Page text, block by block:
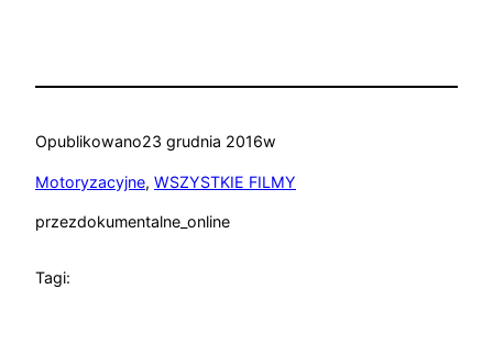
Opublikowano23 grudnia 2016w
Motoryzacyjne, WSZYSTKIE FILMY
przezdokumentalne_online
Tagi: